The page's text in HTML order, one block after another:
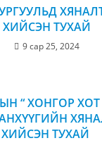
ХИЙСЭН ТУХАЙ
9 сар 25, 2024
“ ХОНГОР
ХИЙСЭН ТУХАЙ